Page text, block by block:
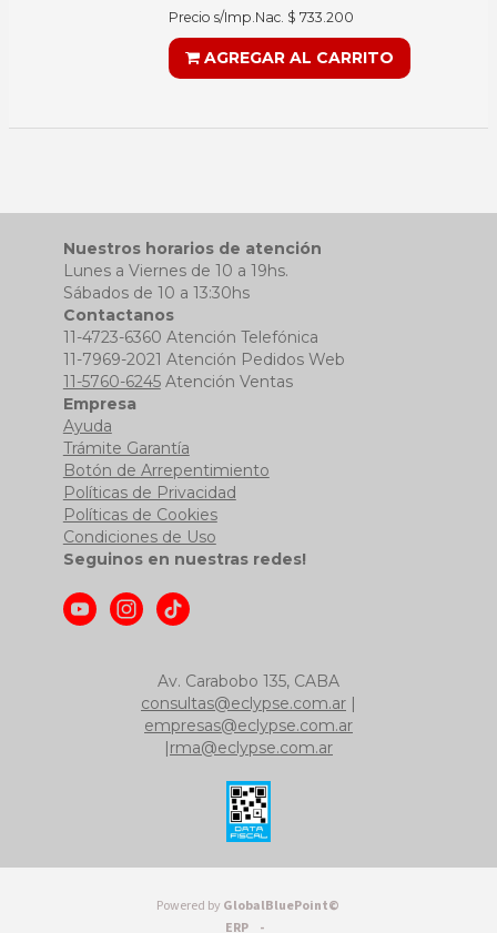
Precio s/Imp.Nac. $ 733.200
AGREGAR AL CARRITO
Nuestros horarios de atención
Lunes a Viernes de 10 a 19hs.
Sábados de 10 a 13:30hs
Contactanos
11-4723-6360 Atención Telefónica
11-7969-2021 Atención Pedidos Web
11-5760-6245Atención Ventas
Empresa
Ayuda
Trámite Garantía
Botón de Arrepentimiento
Políticas de Privacidad
Políticas de Cookies
Condiciones de Uso
Seguinos en nuestras redes!
Av. Carabobo 135, CABA
consultas@eclypse.com.ar
empresas@eclypse.com.ar
rma@eclypse.com.ar
Powered by GlobalBluePoint©
ERP -